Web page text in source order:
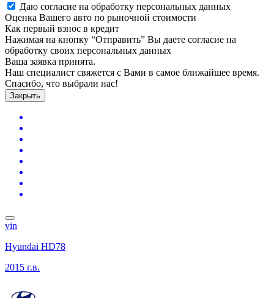
Даю согласие на обработку персональных данных
Оценка Вашего авто по рыночной стоимости
Как первый взнос в кредит
Нажимая на кнопку “Отправить” Вы даете согласие на
обработку своих персональных данных
Ваша заявка принята.
Наш специалист свяжется с Вами в самое ближайшее время.
Спасибо, что выбрали нас!
Закрыть
vin
Hyundai HD78
2015 г.в.